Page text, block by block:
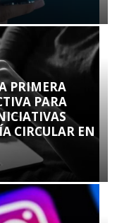
PRIMERA
PARA
CIRCULAR EN